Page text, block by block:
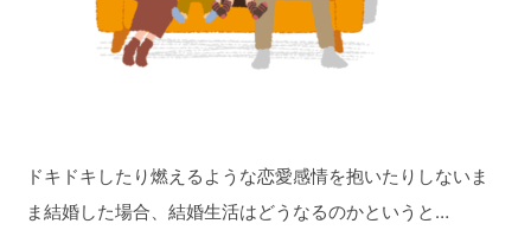
ドキドキしたり燃えるような恋愛感情を抱いたりしないま
ま結婚した場合、結婚生活はどうなるのかというと…